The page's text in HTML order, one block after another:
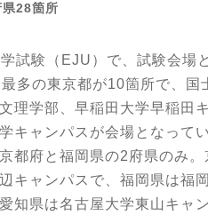
28箇所
試験（ EJU ）で、試験会場
多の東京都が10箇所で、国
理学部、早稲田大学早稲田
キャンパスが会場となって
都府と福岡県の2 府県のみ
キャンパスで、福岡県は福
知県は名古屋大学東山キャ